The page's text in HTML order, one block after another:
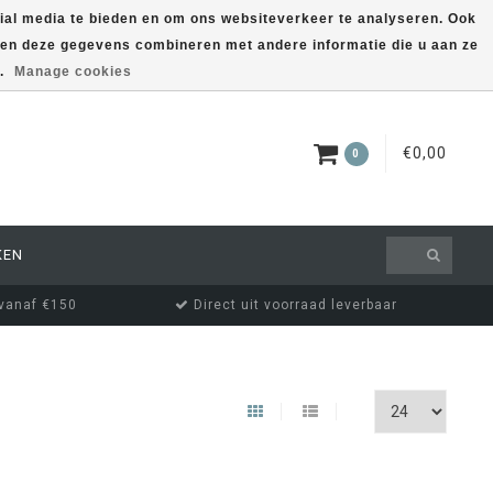
0 €0,00
€150 Direct uit voorraad leverbaar
media te bieden en om ons websiteverkeer te analyseren. Ook
deze gegevens combineren met andere informatie die u aan ze
Manage cookies